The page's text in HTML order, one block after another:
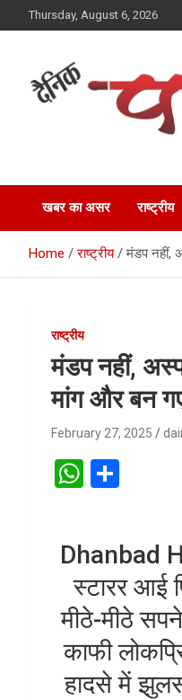
to
Thursday, August 6, 2026
Dainik
खबर का असर राष्ट्रीय
Home राष्ट्रीय मंडप नहीं,
राष्ट्रीय
मंडप नहीं,
मांग और बन
February 27, 2025
W
s
A
p
p
e
Dhanbad
स्टारर आई
मीठे-मीठे
काफी
हादसे में